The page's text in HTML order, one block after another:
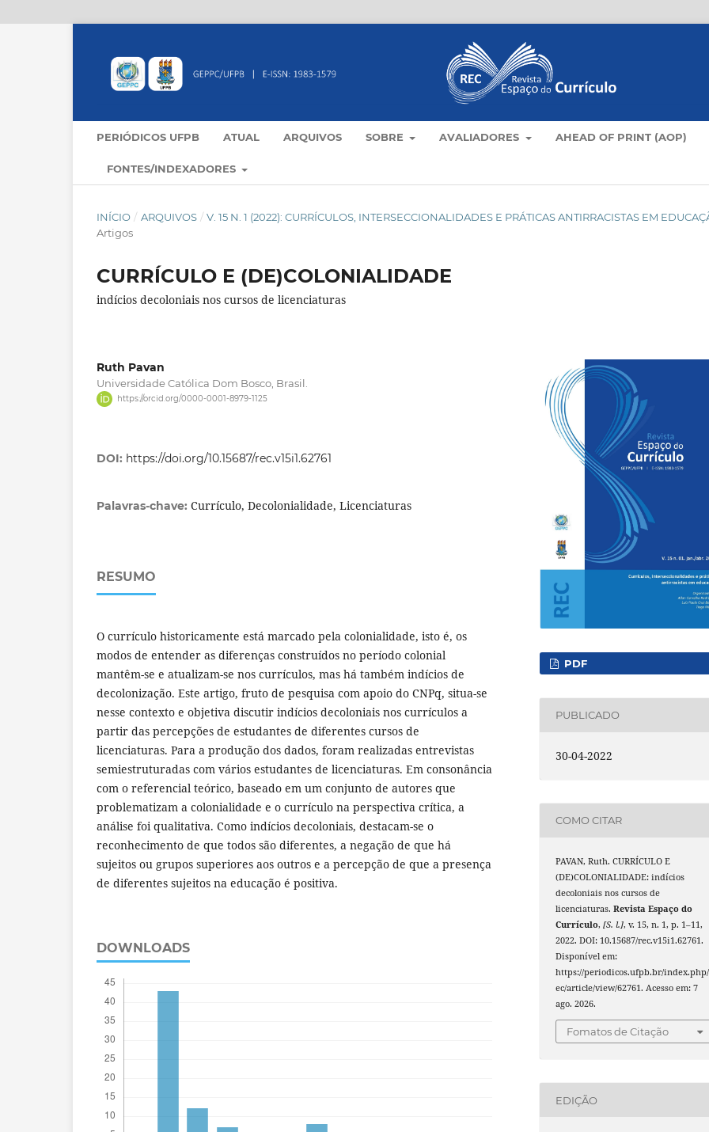
PERIÓDICOS UFPB ATUAL ARQUIVOS SOBRE AVALIADORES AHEAD OF PRINT (AOP)
FONTES/INDEXADORES
INÍCIO / ARQUIVOS / V. 15 N. 1 (2022): CURRÍCULOS, INTERSECCIONALIDADES E PRÁTICAS ANTIRRACISTAS EM
Artigos
CURRÍCULO E (DE)COLONIALIDADE
indícios decoloniais nos cursos de licenciaturas
Ruth Pavan
Universidade Católica Dom Bosco, Brasil.
https://orcid.org/0000-0001-8979-1125
DOI: https://doi.org/10.15687/rec.v15i1.62761
Palavras-chave: Currículo, Decolonialidade, Licenciaturas
RESUMO
O currículo historicamente está marcado pela colonialidade, isto é, os
modos de entender as diferenças construídos no período colonial
mantêm-se e atualizam-se nos currículos, mas há também indícios de
decolonização. Este artigo, fruto de pesquisa com apoio do CNPq, situa-se
nesse contexto e objetiva discutir indícios decoloniais nos currículos a
partir das percepções de estudantes de diferentes cursos de
licenciaturas. Para a produção dos dados, foram realizadas entrevistas
semiestruturadas com vários estudantes de licenciaturas. Em consonância
com o referencial teórico, baseado em um conjunto de autores que
problematizam a colonialidade e o currículo na perspectiva crítica, a
análise foi qualitativa. Como indícios decoloniais, destacam-se o
reconhecimento de que todos são diferentes, a negação de que há
sujeitos ou grupos superiores aos outros e a percepção de que a presença
de diferentes sujeitos na educação é positiva.
DOWNLOADS
PDF
PUBLICADO
30-04-2022
COMO CITAR
PAVAN, Ruth. CURRÍCULO E
(DE)COLONIALIDADE: indícios
decoloniais nos cursos de
licenciaturas.Revista Espaço do
Currículo,[S. l.], v. 15, n. 1, p. 1–11,
2022. DOI: 10.15687/rec.v15i1.62761.
Disponível em:
https://periodicos.ufpb.br/
ec/article/view/62761. Acesso em: 7
ago. 2026.
Fomatos de Citação
EDIÇÃO